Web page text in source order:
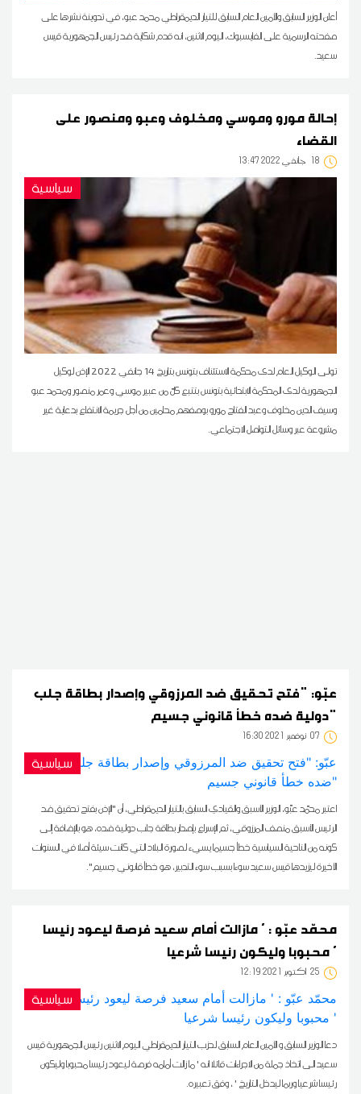
أعلن الوزير السابق والأمين العام السابق للتيار الديمقراطي محمد عبو، في تدوينة نشرها على
صفحته الرسمية على الفايسبوك، اليوم الاثنين، انه قدم شكاية ضد رئيس الجمهورية قيس
سعيد.
إحالة مورو وموسي ومخلوف وعبو ومنصور على
القضاء
18 13:47 2022 جانفي
سياسية
تولى الوكيل العام لدى محكمة الاستئناف بتونس بتاريخ 14 جانفي 2022 الإذن لوكيل
الجمهورية لدى المحكمة الابتدائية بتونس بتتبع كلّ من عبير موسي وعمر منصور ومحمد عبو
وسيف الدين مخلوف وعبد الفتاح مورو بوصفهم محامين من أجل جريمة الانتفاع بدعاية غير
مشروعة عبر وسائل التواصل الاجتماعي.
عبّو: "فتح تحقيق ضد المرزوقي وإصدار بطاقة جلب
دولية ضده خطأ قانوني جسيم"
07 16:30 2021 نوفمبر
سياسية
اعتبر محمّد عبّو، الوزير الأسبق والقيادي السابق بالتيار الديمقراطي، أن "الإذن بفتح تحقيق ضد
الرئيس الأسبق منصف المرزوقي، ثم الإسراع بإصدار بطاقة جلب دولية ضده، هو بالإضافة إلى
كونه من الناحية السياسية خطأ جسيما يسيء لصورة البلاد التي كانت سيئة أصلا في السنوات
الأخيرة ليزيدها قيس سعيد سوءا بسبب سوء التدبير، هو خطأ قانوني جسيم".
محمّد عبّو : ' مازالت أمام سعيد فرصة ليعود رئيسا
محبوبا وليكون رئيسا شرعيا '
25 12:19 2021 أكتوبر
سياسية
دعا الوزير السابق و الأمين العام السابق لحزب التيار الديمقراطي اليوم الاثنين رئيس الجمهورية قيس
سعيد الى اتخاذ جملة من الاجراءات قائلا انه ' ما زالت أمامه فرصة ليعود رئيسا محبوبا وليكون
رئيسا شرعيا وربما ليدخل التاريخ ' ، وفق تعبيره.